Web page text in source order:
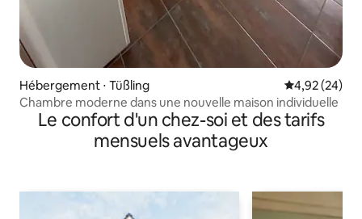
Hébergement ⋅ Tüßling Évaluation
4,92 (24)
Chambre moderne dans une nouvelle maison individuelle
Le confort d'un chez-soi et des tarifs
mensuels avantageux